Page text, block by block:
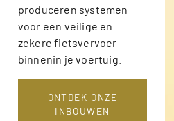
produceren systemen
voor een veilige en
zekere fietsvervoer
binnenin je voertuig.
ONTDEK ONZE
INBOUWEN